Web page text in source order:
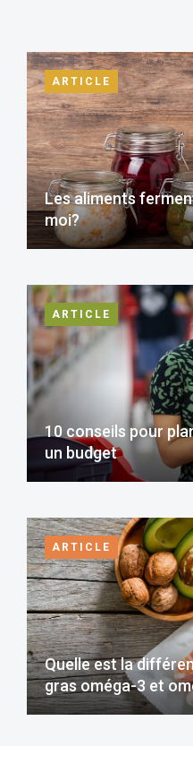
ARTICLE
Les aliments
moi?
ARTICLE
10 conseils pour
un budget
ARTICLE
Quelle est la
gras oméga-3 et